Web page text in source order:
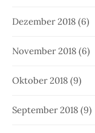
Dezember 2018 (6)
November 2018 (6)
Oktober 2018 (9)
September 2018 (9)